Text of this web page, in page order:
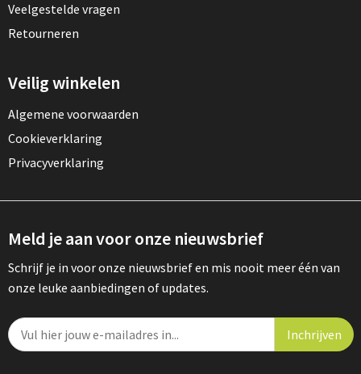
Veelgestelde vragen
Retourneren
Veilig winkelen
Algemene voorwaarden
Cookieverklaring
Privacyverklaring
Meld je aan voor onze nieuwsbrief
Schrijf je in voor onze nieuwsbrief en mis nooit meer één van
onze leuke aanbiedingen of updates.